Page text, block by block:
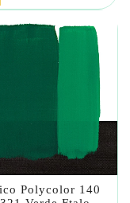
Polycolor 140